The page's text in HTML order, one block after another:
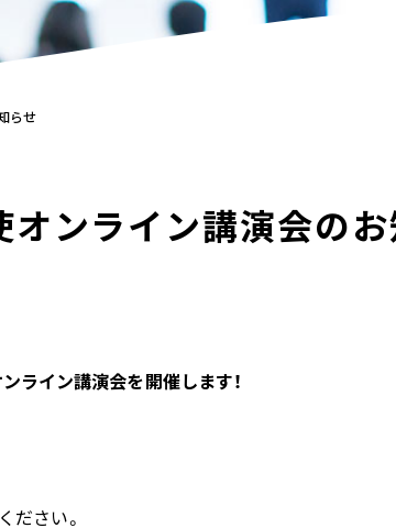
らせ
オンライン講演会の
ライン講演会を開催します！
ださい。